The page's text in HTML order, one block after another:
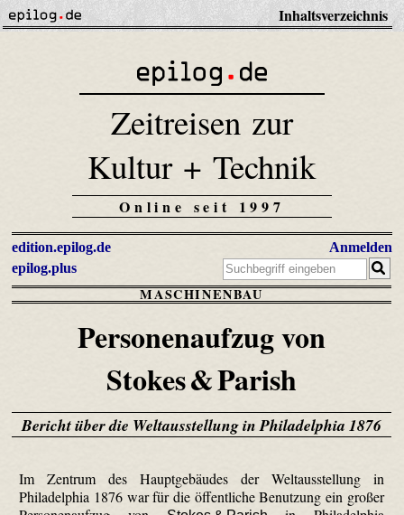
Inhaltsverzeichnis
Zeitreisen zur
Kultur + Technik
Online seit 1997
edition.epilog.de
epilog.plus
Anmelden
MASCHINENBAU
Personenaufzug von
Stokes & Parish
Bericht über die Weltausstellung in Philadelphia 1876
Im Zentrum des Hauptgebäudes der Weltausstellung in
Philadelphia 1876 war für die öffentliche Benutzung ein großer